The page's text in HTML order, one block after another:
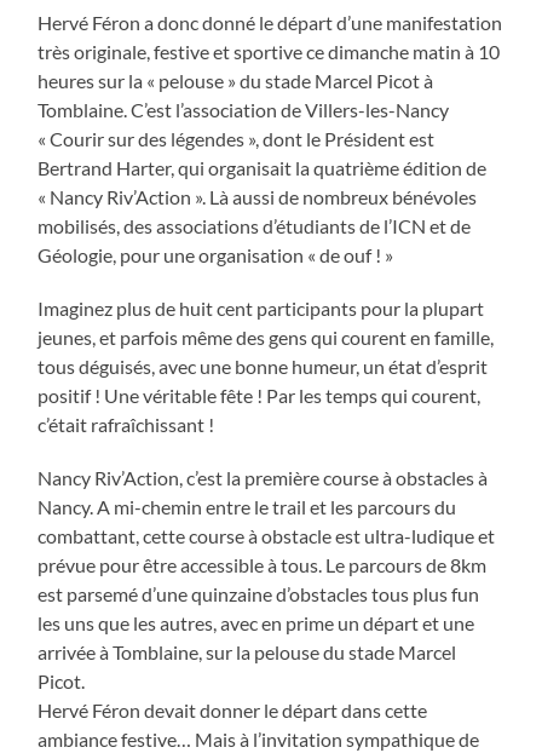
Hervé Féron a donc donné le départ d’une manifestation
très originale, festive et sportive ce dimanche matin à 10
heures sur la « pelouse » du stade Marcel Picot à
Tomblaine. C’est l’association de Villers-les-Nancy
« Courir sur des légendes », dont le Président est
Bertrand Harter, qui organisait la quatrième édition de
« Nancy Riv’Action ». Là aussi de nombreux bénévoles
mobilisés, des associations d’étudiants de l’ICN et de
Géologie, pour une organisation « de ouf ! »
Imaginez plus de huit cent participants pour la plupart
jeunes, et parfois même des gens qui courent en famille,
tous déguisés, avec une bonne humeur, un état d’esprit
positif ! Une véritable fête ! Par les temps qui courent,
c’était rafraîchissant !
Nancy Riv’Action, c’est la première course à obstacles à
Nancy. A mi-chemin entre le trail et les parcours du
combattant, cette course à obstacle est ultra-ludique et
prévue pour être accessible à tous. Le parcours de 8km
est parsemé d’une quinzaine d’obstacles tous plus fun
les uns que les autres, avec en prime un départ et une
arrivée à Tomblaine, sur la pelouse du stade Marcel
Picot.
Hervé Féron devait donner le départ dans cette
ambiance festive… Mais à l’invitation sympathique de